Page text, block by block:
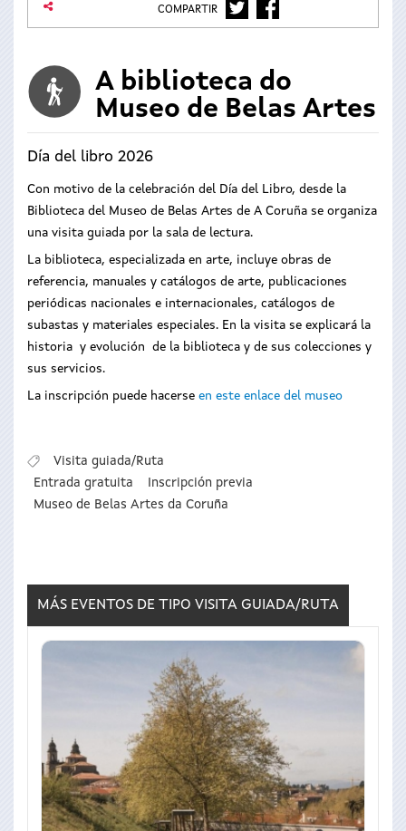
COMPARTIR TWITTERFACEBOOK
A biblioteca do
Museo de Belas Artes
Día del libro 2026
Con motivo de la celebración del Día del Libro, desde la
Biblioteca del Museo de Belas Artes de A Coruña se organiza
una visita guiada por la sala de lectura.
La biblioteca, especializada en arte, incluye obras de
referencia, manuales y catálogos de arte, publicaciones
periódicas nacionales e internacionales, catálogos de
subastas y materiales especiales. En la visita se explicará la
historia y evolución de la biblioteca y de sus colecciones y
sus servicios.
La inscripción puede hacerse en este enlace del museo
Visita guiada/Ruta
Entrada gratuita
Inscripción previa
Museo de Belas Artes da Coruña
MÁS EVENTOS DE TIPO VISITA GUIADA/RUTA